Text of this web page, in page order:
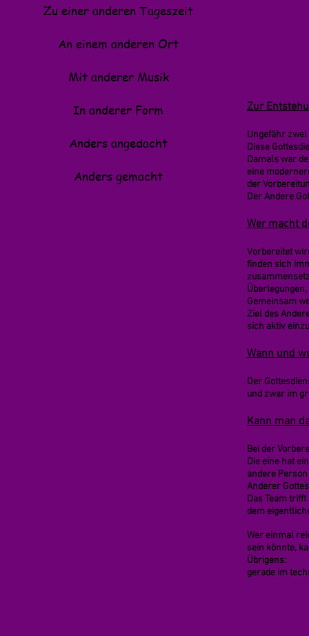
Zu einer anderen Tageszeit
An einem anderen Ort
Mit anderer Musik
In anderer Form
Anders angedacht
Anders gemacht
Zur
Ungefähr zwei
Diese
Damals war
eine
der
Der Andere
Wer macht
Vorbereitet
finden sich
Überlegungen,
Gemeinsam
Ziel des
sich aktiv
Wann und
Der
und zwar im
Kann man
Bei der
Die eine hat
andere
Anderer
Das Team
dem
Wer einmal
sein könnte,
Übrigens:
gerade im